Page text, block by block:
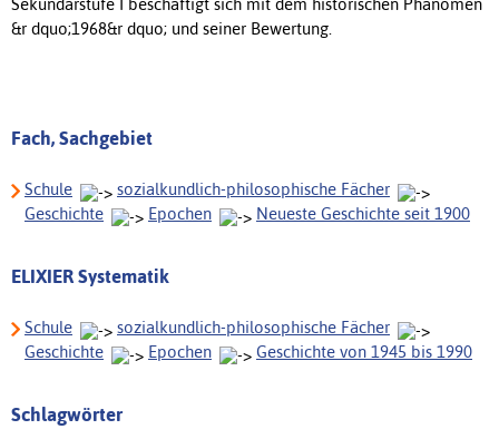
Sekundarstufe I beschäftigt sich mit dem historischen Phänomen
&r dquo;1968&r dquo; und seiner Bewertung.
Fach, Sachgebiet
Schule
sozialkundlich-philosophische Fächer
Geschichte
Epochen Neueste Geschichte seit 1900
ELIXIER Systematik
Schule
sozialkundlich-philosophische Fächer
Geschichte
Epochen Geschichte von 1945 bis 1990
Schlagwörter